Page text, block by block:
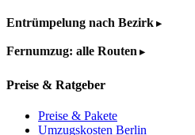
Entrümpelung nach Bezirk
Fernumzug: alle Routen
Preise & Ratgeber
Preise & Pakete
Umzugskosten Berlin